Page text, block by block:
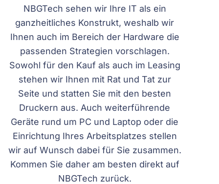
NBGTech sehen wir Ihre IT als ein
ganzheitliches Konstrukt, weshalb wir
Ihnen auch im Bereich der Hardware die
passenden Strategien vorschlagen.
Sowohl für den Kauf als auch im Leasing
stehen wir Ihnen mit Rat und Tat zur
Seite und statten Sie mit den besten
Druckern aus. Auch weiterführende
Geräte rund um PC und Laptop oder die
Einrichtung Ihres Arbeitsplatzes stellen
wir auf Wunsch dabei für Sie zusammen.
Kommen Sie daher am besten direkt auf
NBGTech zurück.